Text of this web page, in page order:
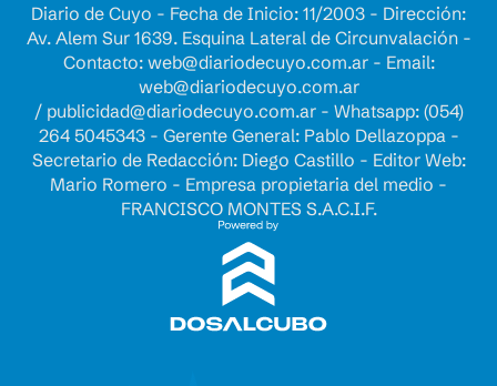
Diario de Cuyo - Fecha de Inicio: 11/2003 - Dirección:
Av. Alem Sur 1639. Esquina Lateral de Circunvalación -
Contacto: web@diariodecuyo.com.ar- Email:
web@diariodecuyo.com.ar
/ publicidad@diariodecuyo.com.ar- Whatsapp: (054)
264 5045343 - Gerente General: Pablo Dellazoppa -
Secretario de Redacción: Diego Castillo - Editor Web:
Mario Romero - Empresa propietaria del medio -
FRANCISCO MONTES S.A.C.I.F.